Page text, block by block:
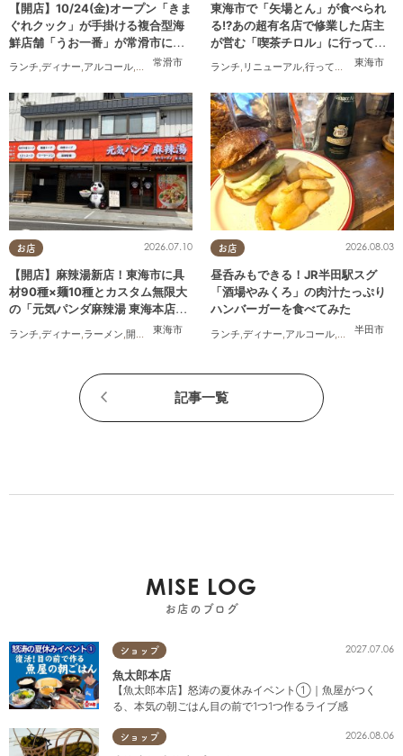
常滑市
【開店】10/24(金)オープン「きま
ぐれクック」が手掛ける複合型海
鮮店舗「うお一番」が常滑市に誕
ランチ,ディナー,アルコール,開店,まちネタ 東海市
東海市で「矢場とん」が食べられ
る!?あの超有名店で修業した店主
が営む「喫茶チロル」に行ってみ
ランチ, リニューアル,行ってみたレポ ,夫婦
お店
東海市
2026.07.10
【開店】麻辣湯新店！東海市に具
材90種×麺10種とカスタム無限大
の「元気パンダ麻辣湯 東海本店」
ランチ,ディナー,ラーメン,開店 夫婦,カップル ,おひとりさま,友人,トレンド
お店
半田市
2026.08.03
昼呑みもできる！JR半田駅スグ
「酒場やみくろ」の肉汁たっぷり
ハンバーガーを食べてみた
ランチ,ディナー,アルコール,パン,行ってみ
記事一覧
MISE LOG
お店のブログ
ショップ 2027.07.06
魚太郎本店
【魚太郎本店】怒涛の夏休みイベント①｜魚屋がつく
る、本気の朝ごはん目の前で1つ1つ作るライブ感
ショップ 2026.08.06